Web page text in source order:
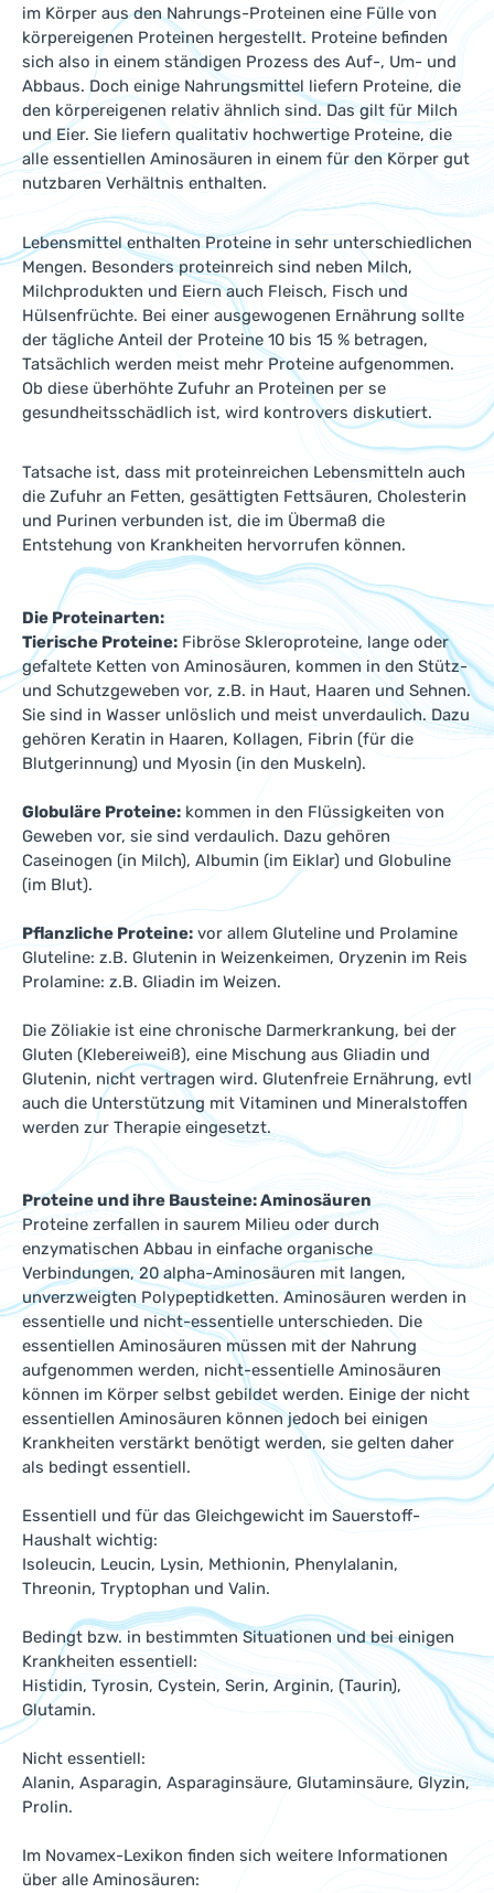
im Körper aus den Nahrungs-Proteinen eine Fülle von
körpereigenen Proteinen hergestellt. Proteine befinden
sich also in einem ständigen Prozess des Auf-, Um- und
Abbaus. Doch einige Nahrungsmittel liefern Proteine, die
den körpereigenen relativ ähnlich sind. Das gilt für Milch
und Eier. Sie liefern qualitativ hochwertige Proteine, die
alle essentiellen Aminosäuren in einem für den Körper gut
nutzbaren Verhältnis enthalten.
Lebensmittel enthalten Proteine in sehr unterschiedlichen
Mengen. Besonders proteinreich sind neben Milch,
Milchprodukten und Eiern auch Fleisch, Fisch und
Hülsenfrüchte. Bei einer ausgewogenen Ernährung sollte
der tägliche Anteil der Proteine 10 bis 15 % betragen,
Tatsächlich werden meist mehr Proteine aufgenommen.
Ob diese überhöhte Zufuhr an Proteinen per se
gesundheitsschädlich ist, wird kontrovers diskutiert.
Tatsache ist, dass mit proteinreichen Lebensmitteln auch
die Zufuhr an Fetten, gesättigten Fettsäuren, Cholesterin
und Purinen verbunden ist, die im Übermaß die
Entstehung von Krankheiten hervorrufen können.
Die Proteinarten:
Tierische Proteine: Fibröse Skleroproteine, lange oder
gefaltete Ketten von Aminosäuren, kommen in den Stütz-
und Schutzgeweben vor, z.B. in Haut, Haaren und Sehnen.
Sie sind in Wasser unlöslich und meist unverdaulich. Dazu
gehören Keratin in Haaren, Kollagen, Fibrin (für die
Blutgerinnung) und Myosin (in den Muskeln).
Globuläre Proteine: kommen in den Flüssigkeiten von
Geweben vor, sie sind verdaulich. Dazu gehören
Caseinogen (in Milch), Albumin (im Eiklar) und Globuline
(im Blut).
Pflanzliche Proteine: vor allem Gluteline und Prolamine
Gluteline: z.B. Glutenin in Weizenkeimen, Oryzenin im Reis
Prolamine: z.B. Gliadin im Weizen.
Die Zöliakie ist eine chronische Darmerkrankung, bei der
Gluten (Klebereiweiß), eine Mischung aus Gliadin und
Glutenin, nicht vertragen wird. Glutenfreie Ernährung, evtl
auch die Unterstützung mit Vitaminen und Mineralstoffen
werden zur Therapie eingesetzt.
Proteine und ihre Bausteine: Aminosäuren
Proteine zerfallen in saurem Milieu oder durch
enzymatischen Abbau in einfache organische
Verbindungen, 20 alpha-Aminosäuren mit langen,
unverzweigten Polypeptidketten. Aminosäuren werden in
essentielle und nicht-essentielle unterschieden. Die
essentiellen Aminosäuren müssen mit der Nahrung
aufgenommen werden, nicht-essentielle Aminosäuren
können im Körper selbst gebildet werden. Einige der nicht
essentiellen Aminosäuren können jedoch bei einigen
Krankheiten verstärkt benötigt werden, sie gelten daher
als bedingt essentiell.
Essentiell und für das Gleichgewicht im Sauerstoff-
Haushalt wichtig:
Isoleucin, Leucin, Lysin, Methionin, Phenylalanin,
Threonin, Tryptophan und Valin.
Bedingt bzw. in bestimmten Situationen und bei einigen
Krankheiten essentiell:
Histidin, Tyrosin, Cystein, Serin, Arginin, (Taurin),
Glutamin.
Nicht essentiell:
Alanin, Asparagin, Asparaginsäure, Glutaminsäure, Glyzin,
Prolin.
Im Novamex-Lexikon finden sich weitere Informationen
über alle Aminosäuren: